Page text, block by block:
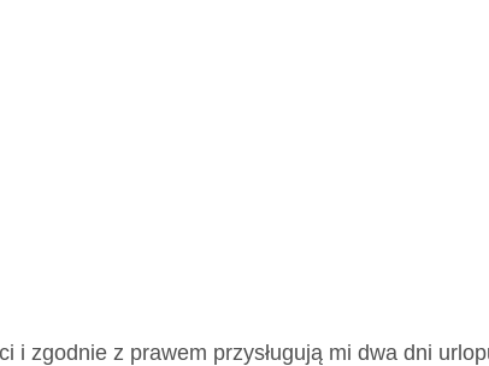
i zgodnie z prawem przysługują mi dwa dni